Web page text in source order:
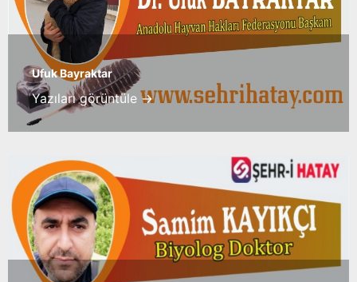
Ufuk Bayraktar
Yazıları görüntüle →